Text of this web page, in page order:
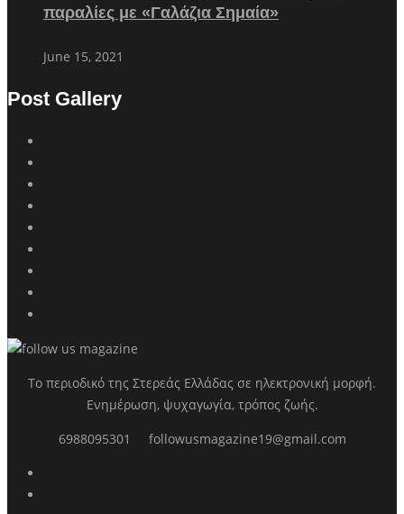
παραλίες με «Γαλάζια Σημαία»
June 15, 2021
Post Gallery
Το περιοδικό της Στερεάς Ελλάδας σε ηλεκτρονική μορφή.
Ενημέρωση, ψυχαγωγία, τρόπος ζωής.
6988095301 followusmagazine19@gmail.com